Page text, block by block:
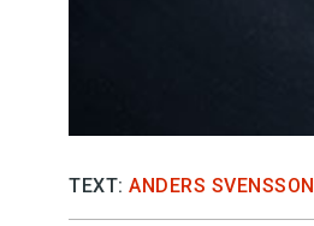
TEXT: ANDERS SVENSSON